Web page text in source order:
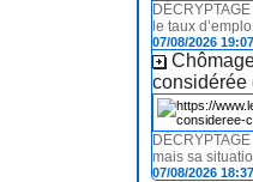
le taux
07/08/2026 19:07
considérée
mais sa
07/08/2026 18:37